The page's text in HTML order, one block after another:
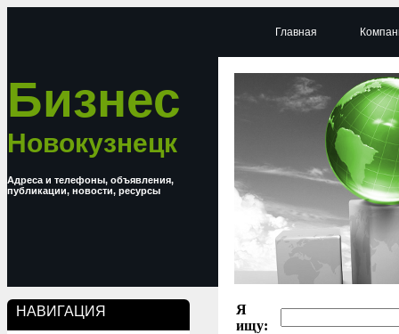
Бизнес
Новокузнецк
Адреса и телефоны, объявления,
публикации, новости, ресурсы
НАВИГАЦИЯ
Главная
Я
ищу: